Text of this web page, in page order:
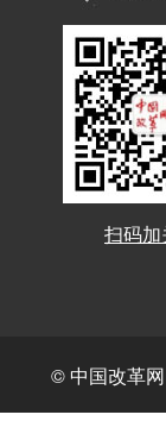
扫码加
© 中国改革